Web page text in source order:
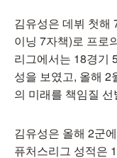
김유성은 데뷔 첫해
이닝 7자책)로 프로
리그에서는 18경기
성을 보였고, 올해 2
의 미래를 책임질
김유성은 올해 2군
퓨처스리그 성적은